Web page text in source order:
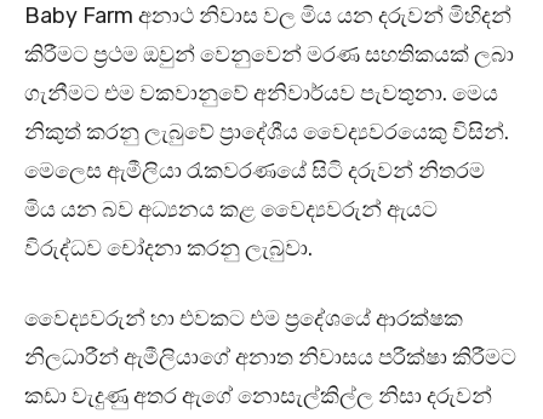
Baby Farm අනාථ නිවාස වල මිය යන දරුවන් මිහිදන්
කිරීමට ප්‍රථම ඔවුන් වෙනුවෙන් මරණ සහතිකයක් ලබා
ගැනීමට එම වකවානුවේ අනිවාර්යව පැවතුනා. මෙය
නිකුත් කරනු ලැබුවේ ප්‍රාදේශීය වෛද්‍යවරයෙකු විසින්.
මෙලෙස ඇමීලියා රැකවරණයේ සිටි දරුවන් නිතරම
මිය යන බව අධ්‍යනය කළ වෛද්‍යවරුන් ඇයට
විරුද්ධව චෝදනා කරනු ලැබුවා.
වෛද්‍යවරුන් හා එවකට එම ප්‍රදේශයේ ආරක්ෂක
නිලධාරීන් ඇමීලියාගේ අනාත නිවාසය පරීක්ෂා කිරීමට
කඩා වැදුණු අතර ඇගේ නොසැල්කිල්ල නිසා දරුවන්